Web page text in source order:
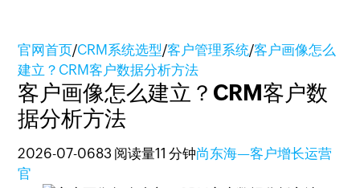
官网首页/CRM系统选型/客户管理系统/客户画像怎么
建立？CRM客户数据分析方法
客户画像怎么建立？CRM客户数
据分析方法
2026-07-0683 阅读量11 分钟尚东海—客户增长运营
官